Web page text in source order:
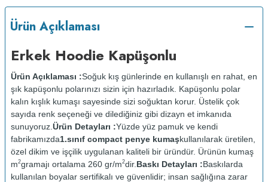
Ürün Açıklaması
Erkek Hoodie Kapüşonlu
Ürün Açıklaması :Soğuk kış günlerinde en kullanışlı en rahat, en
şık kapüşonlu polarınızı sizin için hazırladık. Kapüşonlu polar
kalın kışlık kumaşı sayesinde sizi soğuktan korur. Üstelik çok
sayıda renk seçeneği ve dilediğiniz gibi dizayn et imkanıda
sunuyoruz. Ürün Detayları :Yüzde yüz pamuk ve kendi
fabrikamızda1.sınıf compact penye kumaşkullanılarak üretilen,
özel dikim ve işçilik uygulanan kaliteli bir üründür. Ürünün kumaş
m2gramajı ortalama 260 gr/m2dir. Baskı Detayları :Baskılarda
kullanılan boyalar sertifikalı ve güvenlidir; insan sağlığına zarar